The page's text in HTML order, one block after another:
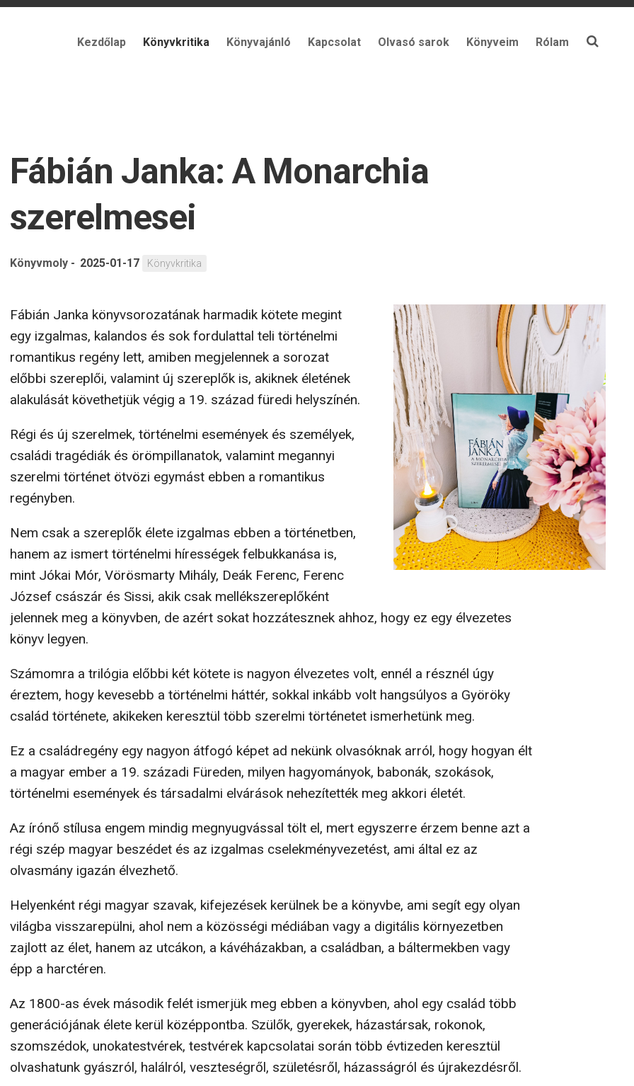
Kezdőlap Könyvkritika Könyvajánló Kapcsolat Olvasó sarok Könyveim Rólam
Fábián Janka: A Monarchia
szerelmesei
Könyvmoly - 2025-01-17 Könyvkritika
Fábián Janka könyvsorozatának harmadik kötete megint
egy izgalmas, kalandos és sok fordulattal teli történelmi
romantikus regény lett, amiben megjelennek a sorozat
előbbi szereplői, valamint új szereplők is, akiknek életének
alakulását követhetjük végig a 19. század füredi helyszínén.
Régi és új szerelmek, történelmi események és személyek,
családi tragédiák és örömpillanatok, valamint megannyi
szerelmi történet ötvözi egymást ebben a romantikus
regényben.
Nem csak a szereplők élete izgalmas ebben a történetben,
hanem az ismert történelmi hírességek felbukkanása is,
mint Jókai Mór, Vörösmarty Mihály, Deák Ferenc, Ferenc
József császár és Sissi, akik csak mellékszereplőként
jelennek meg a könyvben, de azért sokat hozzátesznek ahhoz, hogy ez egy élvezetes
könyv legyen.
Számomra a trilógia előbbi két kötete is nagyon élvezetes volt, ennél a résznél úgy
éreztem, hogy kevesebb a történelmi háttér, sokkal inkább volt hangsúlyos a Györöky
család története, akikeken keresztül több szerelmi történetet ismerhetünk meg.
Ez a családregény egy nagyon átfogó képet ad nekünk olvasóknak arról, hogy hogyan élt
a magyar ember a 19. századi Füreden, milyen hagyományok, babonák, szokások,
történelmi események és társadalmi elvárások nehezítették meg akkori életét.
Az írónő stílusa engem mindig megnyugvással tölt el, mert egyszerre érzem benne azt a
régi szép magyar beszédet és az izgalmas cselekményvezetést, ami által ez az
olvasmány igazán élvezhető.
Helyenként régi magyar szavak, kifejezések kerülnek be a könyvbe, ami segít egy olyan
világba visszarepülni, ahol nem a közösségi médiában vagy a digitális környezetben
zajlott az élet, hanem az utcákon, a kávéházakban, a családban, a báltermekben vagy
épp a harctéren.
Az 1800-as évek második felét ismerjük meg ebben a könyvben, ahol egy család több
generációjának élete kerül középpontba. Szülők, gyerekek, házastársak, rokonok,
szomszédok, unokatestvérek, testvérek kapcsolatai során több évtizeden keresztül
olvashatunk gyászról, halálról, veszteségről, születésről, házasságról és újrakezdésről.